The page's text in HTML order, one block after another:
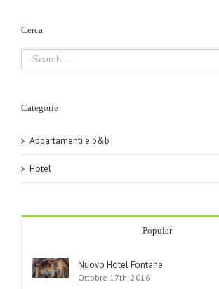
Cerca
Categorie
Appartamenti e b&b
Hotel
Popular
Nuovo Hotel Fontane
Ottobre 17th, 2016